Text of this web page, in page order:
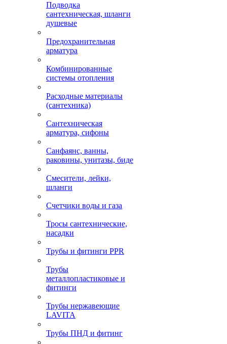
Подводка
сантехническая, шланги
душевые
Предохранительная
арматура
Комбинированные
системы отопления
Расходные материалы
(сантехника)
Сантехническая
арматура, сифоны
Санфаянс, ванны,
раковины, унитазы, биде
Смесители, лейки,
шланги
Счетчики воды и газа
Тросы сантехнические,
насадки
Трубы и фитинги PPR
Трубы
металлопластиковые и
фитинги
Трубы нержавеющие
LAVITA
Трубы ПНД и фитинг